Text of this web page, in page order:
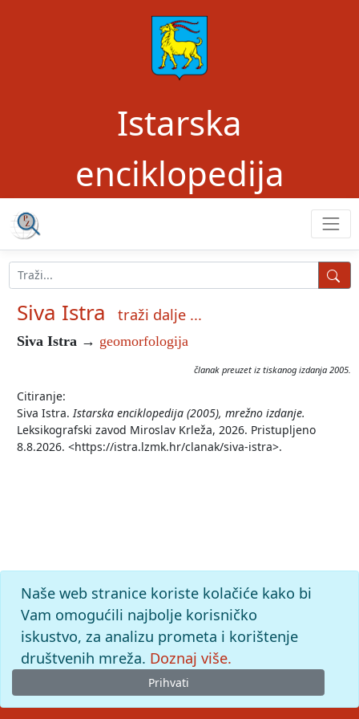
Istarska
enciklopedija
Siva Istra traži dalje ...
Siva Istra → geomorfologija
članak preuzet iz tiskanog izdanja 2005.
Citiranje:
Siva Istra. Istarska enciklopedija (2005), mrežno izdanje.
Leksikografski zavod Miroslav Krleža, 2026. Pristupljeno
8.8.2026. <https://istra.lzmk.hr/clanak/siva-istra>.
Naše web stranice koriste kolačiće kako bi
Vam omogućili najbolje korisničko
iskustvo, za analizu prometa i korištenje
društvenih mreža. Doznaj više.
Prihvati
© 2026Leksikografski zavodMiroslav Krleža